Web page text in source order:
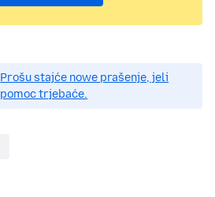
Prošu stajće nowe prašenje, jeli
pomoc trjebaće.